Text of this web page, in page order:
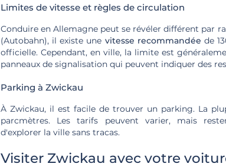
Limites de vitesse et règles de circulation
Conduire en Allemagne peut se révéler différent par
(Autobahn), il existe une vitesse recommandée de
officielle. Cependant, en ville, la limite est
panneaux de signalisation qui peuvent indiquer des
Parking à Zwickau
À Zwickau, il est facile de trouver un parking. La
parcmètres. Les tarifs peuvent varier, mais
d'explorer la ville sans tracas.
Visiter Zwickau avec votre